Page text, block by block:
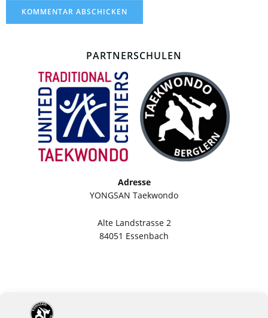
PARTNERSCHULEN
Adresse
YONGSAN Taekwondo
Alte Landstrasse 2
84051 Essenbach